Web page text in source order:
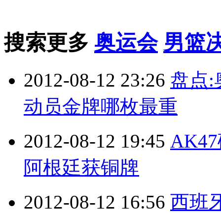
搜索更多 奥运会 男篮
2012-08-12 23:26 盘点:
动员金牌哪枚最重
2012-08-12 19:45
阿根廷获铜牌
2012-08-12 16:56 西班